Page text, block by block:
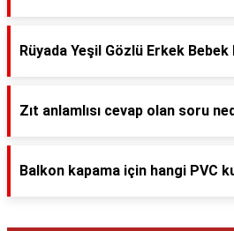
Rüyada Yeşil Gözlü Erkek
Zıt anlamlısı cevap olan soru
Balkon kapama için hangi PVC